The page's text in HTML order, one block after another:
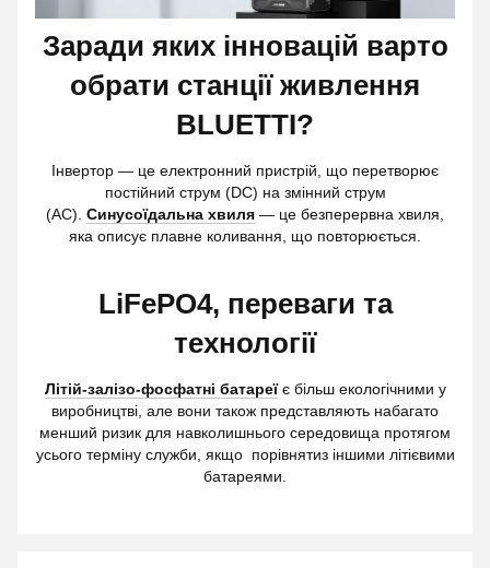
Заради яких інновацій варто
обрати станції живлення
BLUETTI?
Інвертор — це електронний пристрій, що перетворює
постійний струм (DC) на змінний струм
(AC). Синусоїдальна хвиля — це безперервна хвиля,
яка описує плавне коливання, що повторюється.
LiFePO4, переваги та
технології
Літій-залізо-фосфатні батареїє більш екологічними у
виробництві, але вони також представляють набагато
менший ризик для навколишнього середовища протягом
усього терміну служби, якщо порівнятиз іншими літієвими
батареями.